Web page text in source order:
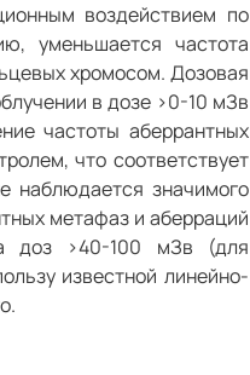
воздействием по
уменьшается частота
хромосом. Дозовая
в дозе >0-10 мЗв
частоты аберрантных
что соответствует
наблюдается значимого
метафаз и аберраций
доз >40-100 мЗв (для
известной линейно-